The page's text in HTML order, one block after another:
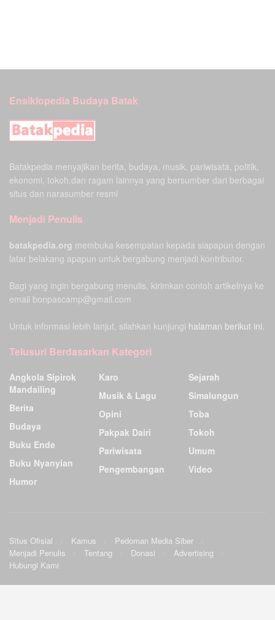
Ensiklopedia Budaya Batak
Batakpedia menyajikan berita, budaya, musik, pariwisata, politik,
ekonomi, tokoh,dan ragam lainnya yang bersumber dari berbagai
situs dan narasumber resmi
Menjadi Penulis
batakpedia.org membuka kesempatan kepada siapapun dengan
latar belakang apapun untuk bergabung menjadi kontributor.
Bagi yang ingin bergabung menulis, kirimkan contoh artikelnya ke
email bonpascamp@gmail.com
Untuk informasi lebih lanjut, silahkan kunjungi halaman berikut ini.
Telusuri Berdasarkan Kategori
Angkola Sipirok
Mandailing
Berita
Budaya
Buku Ende
Buku Nyanyian
Humor
Karo
Musik & Lagu
Opini
Pakpak Dairi
Pariwisata
Pengembangan
Sejarah
Simalungun
Toba
Tokoh
Umum
Video
Situs Ofisial Kamus
Pedoman Media Siber
Menjadi Penulis
Tentang Donasi
Advertising
Hubungi Kami
Ensiklopedia Budaya Batak.©2009Sunardo Panjaitan& G. Sahat. All